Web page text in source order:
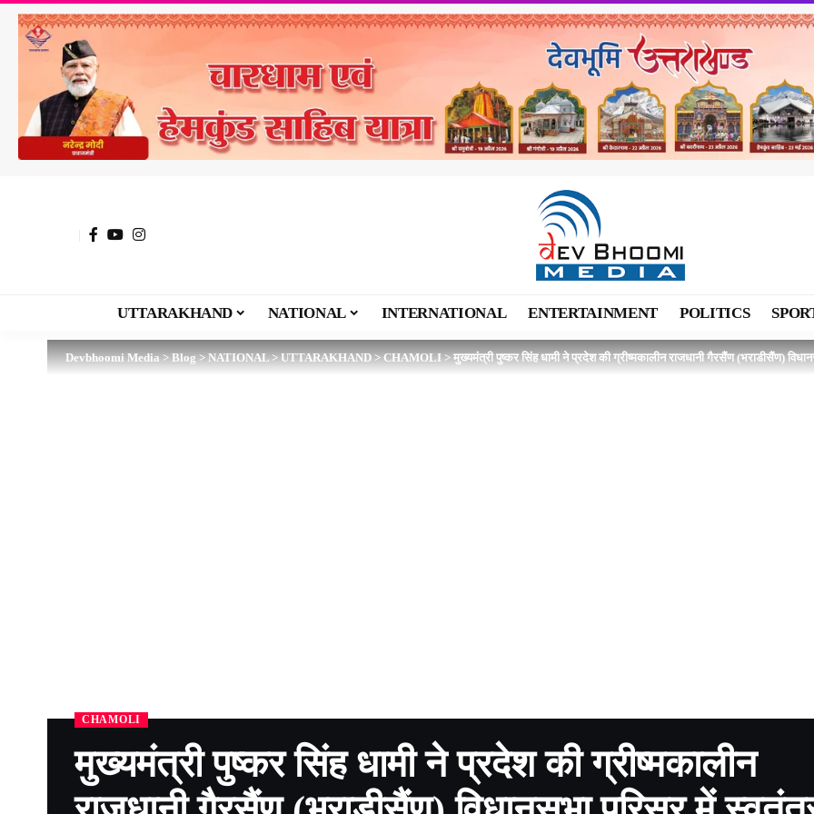
UTTARAKHAND NATIONAL INTERNATIONAL ENTERTAINMENT POLITICS
Devbhoomi Media>Blog>NATIONAL>UTTARAKHAND>CHAMOLI>मुख्यमंत्री पुष्कर सिंह धामी ने प्रदेश की ग्रीष्मकालीन राजधानी गैरसैंण (भराडीसैंण)
CHAMOLI
मुख्यमंत्री पुष्कर सिंह धामी ने प्रदेश की ग्रीष्मकालीन